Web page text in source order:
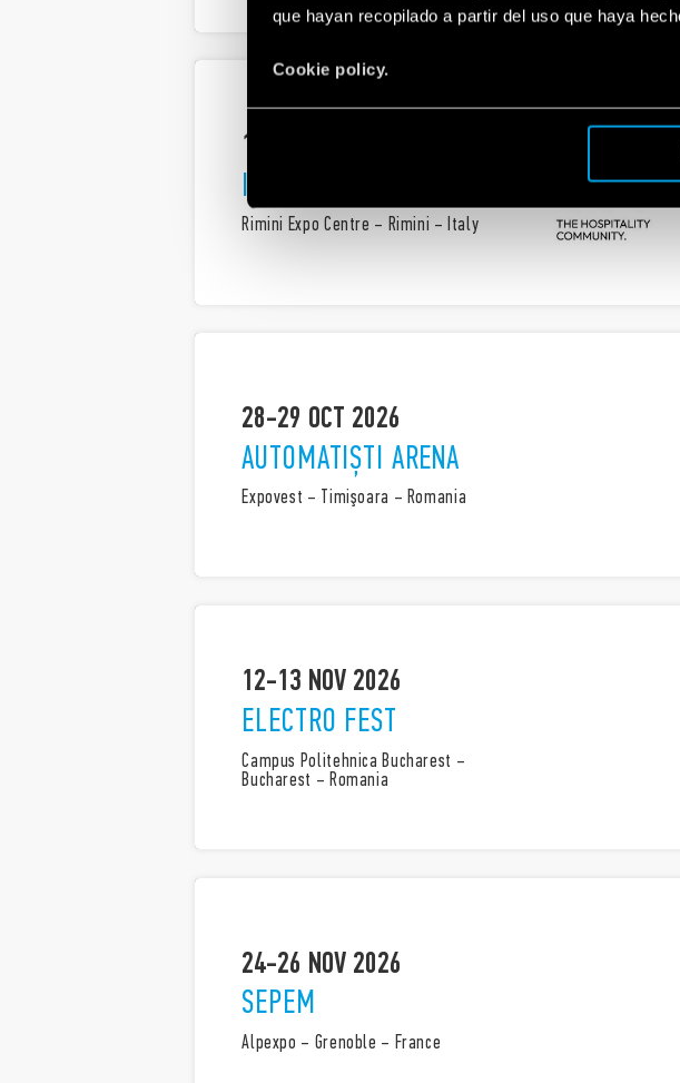
que hayan recopilado a partir del uso que haya
Cookie policy.
14-16 OCT 2026
INOUT
Rimini Expo Centre – Rimini – Italy
28-29 OCT 2026
AUTOMATIȘTI ARENA
Expovest – Timişoara – Romania
12-13 NOV 2026
ELECTRO FEST
Campus Politehnica Bucharest –
Bucharest – Romania
24-26 NOV 2026
SEPEM
Alpexpo – Grenoble – France